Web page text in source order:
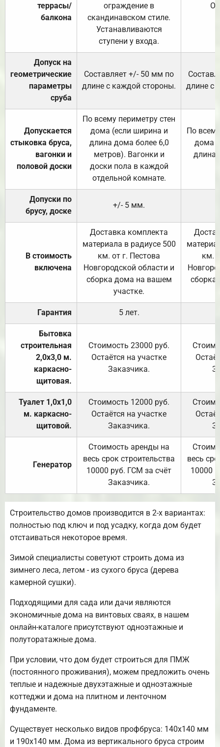
террасы/
балкона
ограждение в
скандинавском стиле.
Устанавливаются
ступени у входа.
Допуск на
геометрические
параметры
сруба
Составляет +/- 50 мм по
длине с каждой стороны.
длине с
Допускается
стыковка бруса,
вагонки и
половой доски
По всему периметру стен
дома (если ширина и
длина дома более 6,0
метров). Вагонки и
доски пола в каждой
отдельной комнате.
По
дома
длина
Допуски по
брусу, доске
+/- 5 мм.
В стоимость
включена
Доставка комплекта
материала в радиусе 500
км. от г. Пестова
Новгородской области и
сборка дома на вашем
участке.
км.
Гарантия 5 лет.
Бытовка
строительная
2,0х3,0 м.
каркасно-
щитовая.
Стоимость 23000 руб.
Остаётся на участке
Заказчика.
Туалет 1,0х1,0
м. каркасно-
щитовой.
Стоимость 12000 руб.
Остаётся на участке
Заказчика.
Генератор
Стоимость аренды на
весь срок строительства
10000 руб. ГСМ за счёт
Заказчика.
весь
10000
Строительство домов производится в 2-х вариантах:
полностью под ключ и под усадку, когда дом будет
отстаиваться некоторое время.
Зимой специалисты советуют строить дома из
зимнего леса, летом - из сухого бруса (дерева
камерной сушки).
Подходящими для сада или дачи являются
экономичные дома на винтовых сваях, в нашем
онлайн-каталоге присутствуют одноэтажные и
полуторатажные дома.
При условии, что дом будет строиться для ПМЖ
(постоянного проживания), можем предложить очень
теплые и надежные двухэтажные и одноэтажные
коттеджи и дома на плитном и ленточном
фундаменте.
Существует несколько видов профбруса: 140х140 мм
и 190х140 мм. Дома из вертикального бруса строим